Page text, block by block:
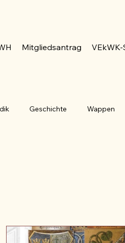
Mitgliedsantrag
Geschichte Wappen